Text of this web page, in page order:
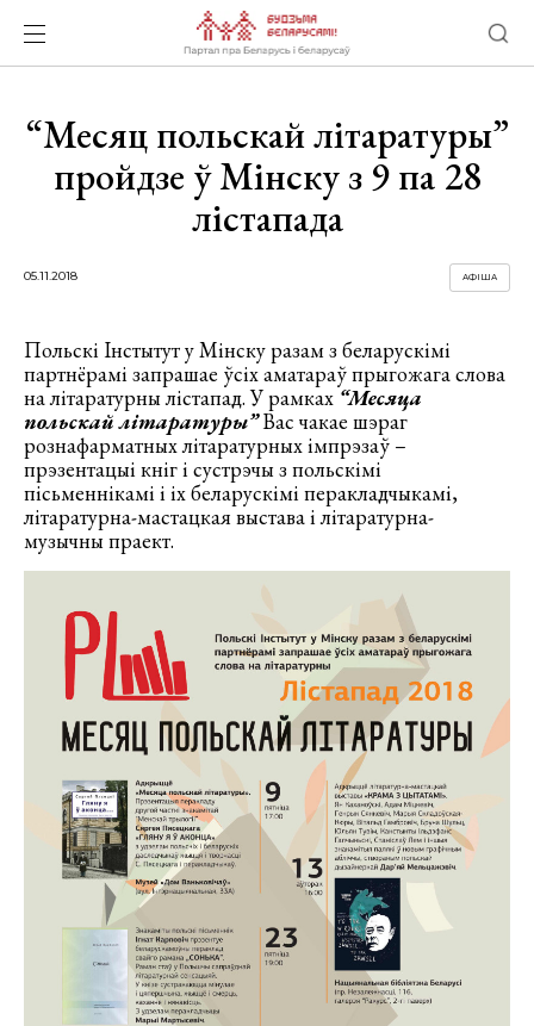
“Месяц польскай літаратуры”
пройдзе ў Мінску з 9 па 28
лістапада
05.11.2018 АФІША
Польскі Інстытут у Мінску разам з беларускімі
партнёрамі запрашае ўсіх аматараў прыгожага слова
на літаратурны лістапад. У рамках “Месяца
польскай літаратуры”Вас чакае шэраг
рознафарматных літаратурных імпрэзаў –
прэзентацыі кніг і сустрэчы з польскімі
пісьменнікамі і іх беларускімі перакладчыкамі,
літаратурна-мастацкая выстава і літаратурна-
музычны праект.